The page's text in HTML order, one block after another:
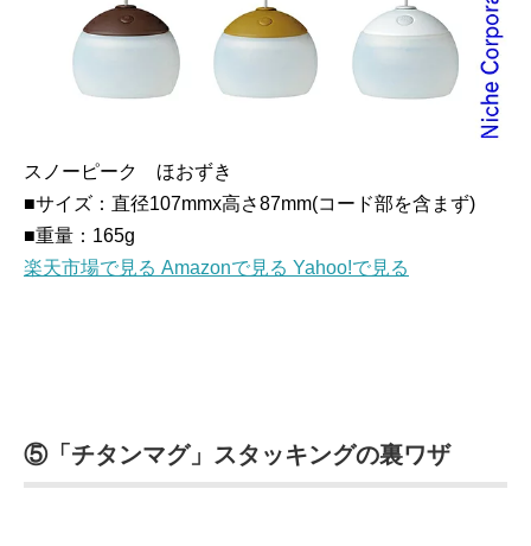
スノーピーク ほおずき
■サイズ：直径107mmx高さ87mm(コード部を含まず)
■重量：165g
楽天市場で見る Amazonで見る Yahoo!で見る
⑤「チタンマグ」スタッキングの裏ワザ